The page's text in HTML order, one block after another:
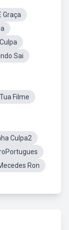
Graça
Sai
Filme
Culpa2
Ron